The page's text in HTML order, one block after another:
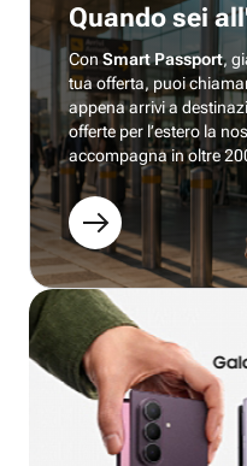
Quando sei
ConSmart Passport,
tua offerta, puoi
appena arrivi a
offerte per l’estero la
accompagna in oltre